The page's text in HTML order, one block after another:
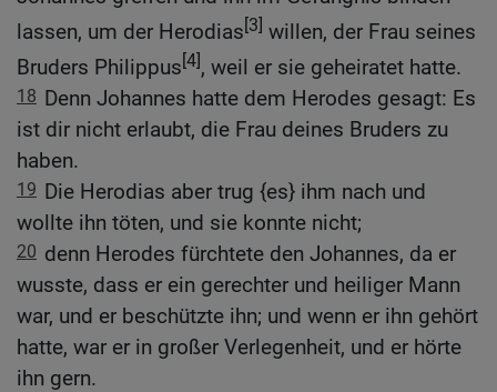
lassen, um der Herodias[3] willen, der Frau seines
Bruders Philippus[4], weil er sie geheiratet hatte.
18 Denn Johannes hatte dem Herodes gesagt: Es
ist dir nicht erlaubt, die Frau deines Bruders zu
haben.
19 Die Herodias aber trug {es} ihm nach und
wollte ihn töten, und sie konnte nicht;
20 denn Herodes fürchtete den Johannes, da er
wusste, dass er ein gerechter und heiliger Mann
war, und er beschützte ihn; und wenn er ihn gehört
hatte, war er in großer Verlegenheit, und er hörte
ihn gern.